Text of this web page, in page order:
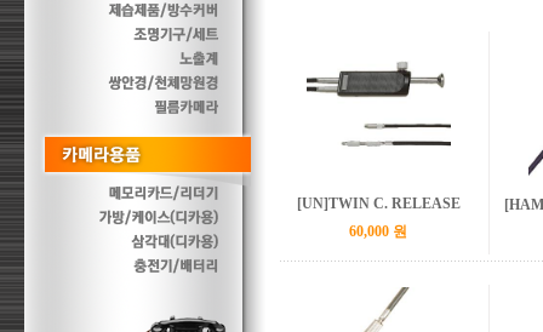
[UN]TWIN C. RELEASE
60,000 원